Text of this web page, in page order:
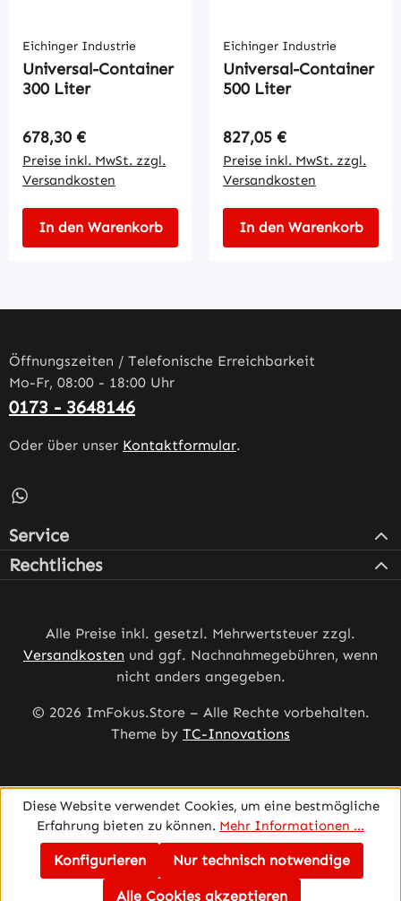
Eichinger Industrie
Universal-Container
300 Liter
Regulärer Preis:
678,30 €
Preise inkl. MwSt. zzgl.
Versandkosten
In den Warenkorb
Eichinger Industrie
Universal-Container
500 Liter
Regulärer Preis:
827,05 €
Preise inkl. MwSt. zzgl.
Versandkosten
In den Warenkorb
Öffnungszeiten / Telefonische Erreichbarkeit
Mo-Fr, 08:00 - 18:00 Uhr
0173 - 3648146
Oder über unser Kontaktformular.
Schreib uns auf WhatsApp – öffnet in neuem Tab
Service
Rechtliches
Alle Preise inkl. gesetzl. Mehrwertsteuer zzgl.
Versandkosten und ggf. Nachnahmegebühren, wenn
nicht anders angegeben.
© 2026 ImFokus.Store – Alle Rechte vorbehalten.
Theme by TC-Innovations
Diese Website verwendet Cookies, um eine bestmögliche
Erfahrung bieten zu können. Mehr Informationen ...
Nur technisch notwendige
Konfigurieren
Alle Cookies akzeptieren